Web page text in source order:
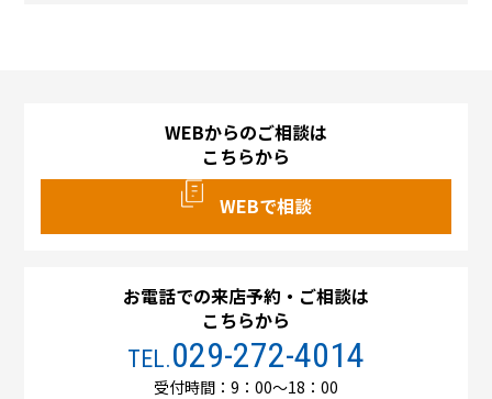
WEBからのご相談は
こちらから
WEBで相談
お電話での来店予約・ご相談は
こちらから
TEL.029-272-4014
受付時間：9：00～18：00